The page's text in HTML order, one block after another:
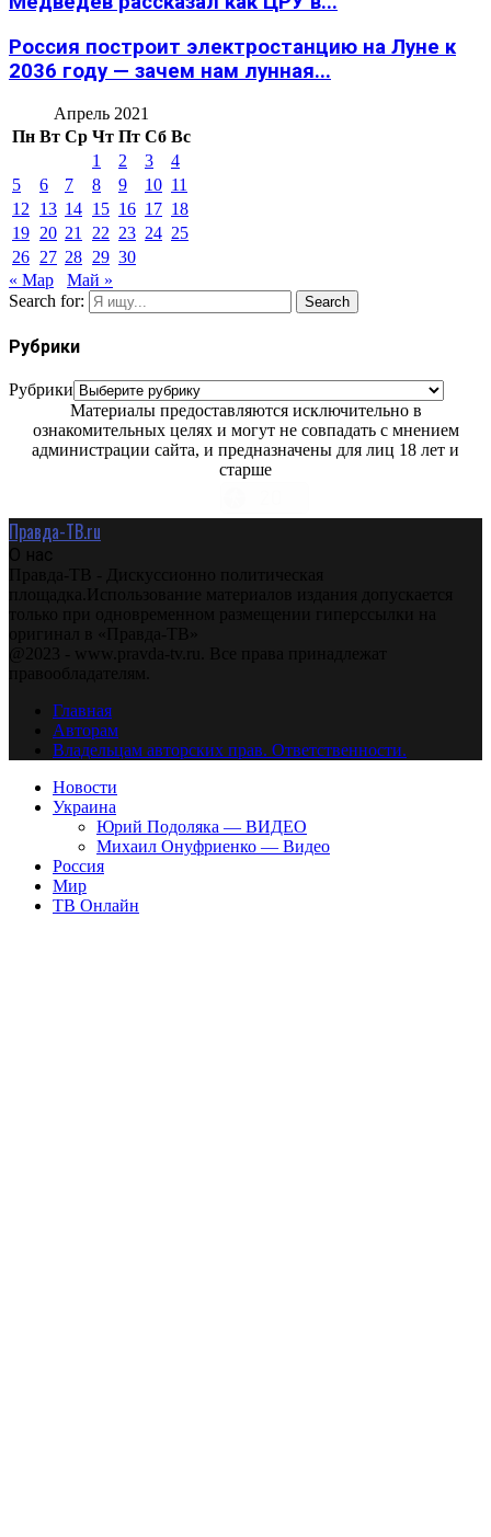
Россия построит электростанцию на Луне к
2036 году — зачем нам лунная...
Апрель 2021
Пн Вт Ср Чт Пт Сб Вс
1
2 3
4
5
6 7 8 9 10 11
12
13 14 15 16 17 18
19 20 21 22 23 24 25
26 27 28 29 30
« Мар
Май »
Search for:
Search
Рубрики
Рубрики
Материалы предоставляются исключительно в
ознакомительных целях и могут не совпадать с мнением
администрации сайта, и предназначены для лиц 18 лет и
старше
Правда-ТВ.ru
О нас
Правда-ТВ - Дискуссионно политическая
площадка.Использование материалов издания допускается
только при одновременном размещении гиперссылки на
оригинал в «Правда-ТВ»
@2023 - www.pravda-tv.ru. Все права принадлежат
правообладателям.
Главная
Авторам
Владельцам авторских прав. Ответственности.
Новости
Украина
Юрий Подоляка — ВИДЕО
Михаил Онуфриенко — Видео
Россия
Мир
ТВ Онлайн